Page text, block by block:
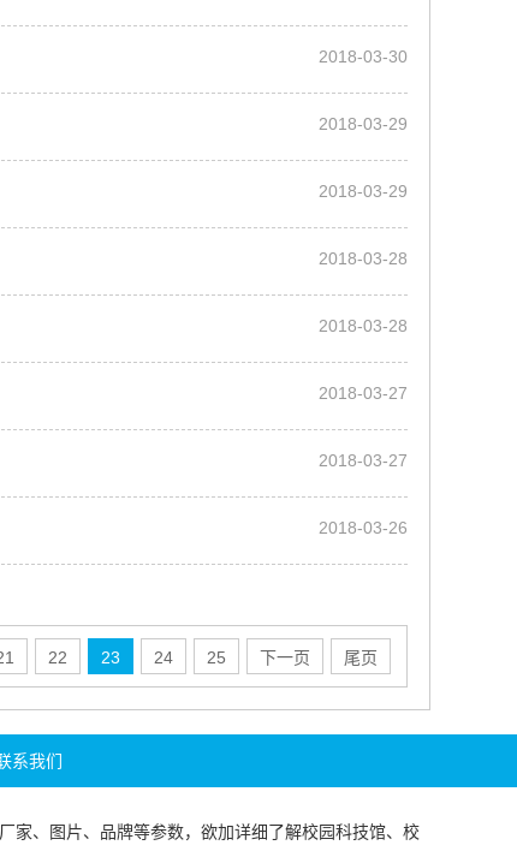
2018-03-30
2018-03-29
2018-03-29
2018-03-28
2018-03-28
2018-03-27
2018-03-27
2018-03-26
22 23 24 25 下一页 尾页
系我们
家、图片、品牌等参数，欲加详细了解校园科技馆、 校